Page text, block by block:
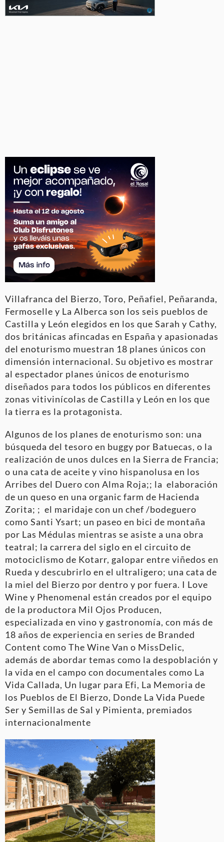
Villafranca del Bierzo, Toro, Peñafiel, Peñaranda,
Fermoselle y La Alberca son los seis pueblos de
Castilla y León elegidos en los que Sarah y Cathy,
dos británicas afincadas en España y apasionadas
del enoturismo muestran 18 planes únicos con
dimensión internacional. Su objetivo es mostrar
al espectador planes únicos de enoturismo
diseñados para todos los públicos en diferentes
zonas vitivinícolas de Castilla y León en los que
la tierra es la protagonista.
Algunos de los planes de enoturismo son: una
búsqueda del tesoro en buggy por Batuecas, o la
realización de unos dulces en la Sierra de Francia;
o una cata de aceite y vino hispanolusa en los
Arribes del Duero con Alma Roja;; la elaboración
de un queso en una organic farm de Hacienda
Zorita; ; el maridaje con un chef /bodeguero
como Santi Ysart; un paseo en bici de montaña
por Las Médulas mientras se asiste a una obra
teatral; la carrera del siglo en el circuito de
motociclismo de Kotarr, galopar entre viñedos en
Rueda y descubrirlo en el ultraligero; una cata de
la miel del Bierzo por dentro y por fuera. I Love
Wine y Phenomenal están creados por el equipo
de la productora Mil Ojos Producen,
especializada en vino y gastronomía, con más de
18 años de experiencia en series de Branded
Content como The Wine Van o MissDelic,
además de abordar temas como la despoblación y
la vida en el campo con documentales como La
Vida Callada, Un lugar para Efi, La Memoria de
los Pueblos de El Bierzo, Donde La Vida Puede
Ser y Semillas de Sal y Pimienta, premiados
internacionalmente